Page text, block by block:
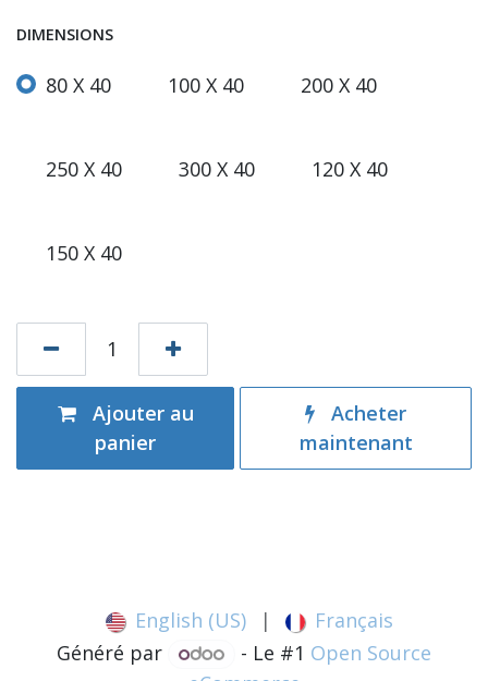
DIMENSIONS
80 X 40 100 X 40 200 X 40
250 X 40 300 X 40 120 X 40
150 X 40
Ajouter au
panier
Acheter
maintenant
English (US) |
Français
Généré par
- Le #1 Open Source